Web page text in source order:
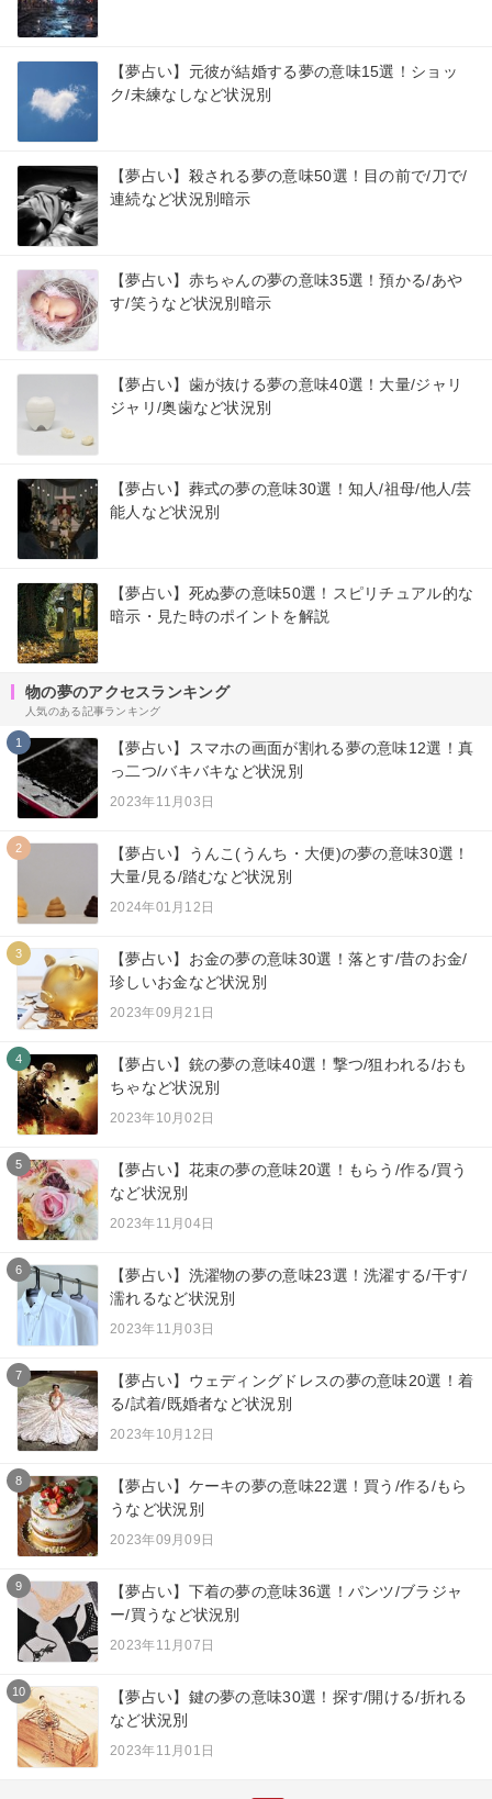
【夢占い】元彼が結婚する夢の意味15選！ショッ
ク/未練なしなど状況別
【夢占い】殺される夢の意味50選！目の前で/刀で/
連続など状況別暗示
【夢占い】赤ちゃんの夢の意味35選！預かる/あや
す/笑うなど状況別暗示
【夢占い】歯が抜ける夢の意味40選！大量/ジャリ
ジャリ/奥歯など状況別
【夢占い】葬式の夢の意味30選！知人/祖母/他人/芸
能人など状況別
【夢占い】死ぬ夢の意味50選！スピリチュアル的な
暗示・見た時のポイントを解説
物の夢のアクセスランキング
人気のある記事ランキング
1
【夢占い】スマホの画面が割れる夢の意味12選！真
っ二つ/バキバキなど状況別
2023年11月03日
2
【夢占い】うんこ(うんち・大便)の夢の意味30選！
大量/見る/踏むなど状況別
2024年01月12日
3
【夢占い】お金の夢の意味30選！落とす/昔のお金/
珍しいお金など状況別
2023年09月21日
4
【夢占い】銃の夢の意味40選！撃つ/狙われる/おも
ちゃなど状況別
2023年10月02日
5
【夢占い】花束の夢の意味20選！もらう/作る/買う
など状況別
2023年11月04日
6
【夢占い】洗濯物の夢の意味23選！洗濯する/干す/
濡れるなど状況別
2023年11月03日
7
【夢占い】ウェディングドレスの夢の意味20選！着
る/試着/既婚者など状況別
2023年10月12日
8
【夢占い】ケーキの夢の意味22選！買う/作る/もら
うなど状況別
2023年09月09日
9
【夢占い】下着の夢の意味36選！パンツ/ブラジャ
ー/買うなど状況別
2023年11月07日
10
【夢占い】鍵の夢の意味30選！探す/開ける/折れる
など状況別
2023年11月01日